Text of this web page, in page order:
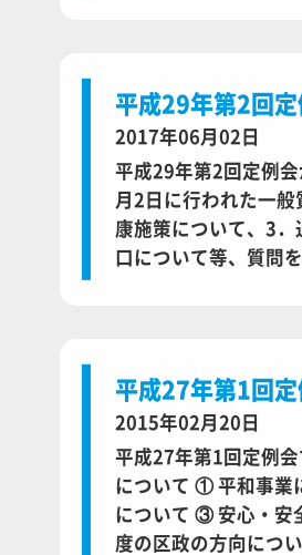
平成29年第2回
2017年06月02日
平成29年第2回定例
月2日に行われた一
康施策について、3
口について等、質問
平成27年第1回
2015年02月20日
平成27年第1回定例
について ① 平和事業
について ③ 安心・安
度の区政の方向につ